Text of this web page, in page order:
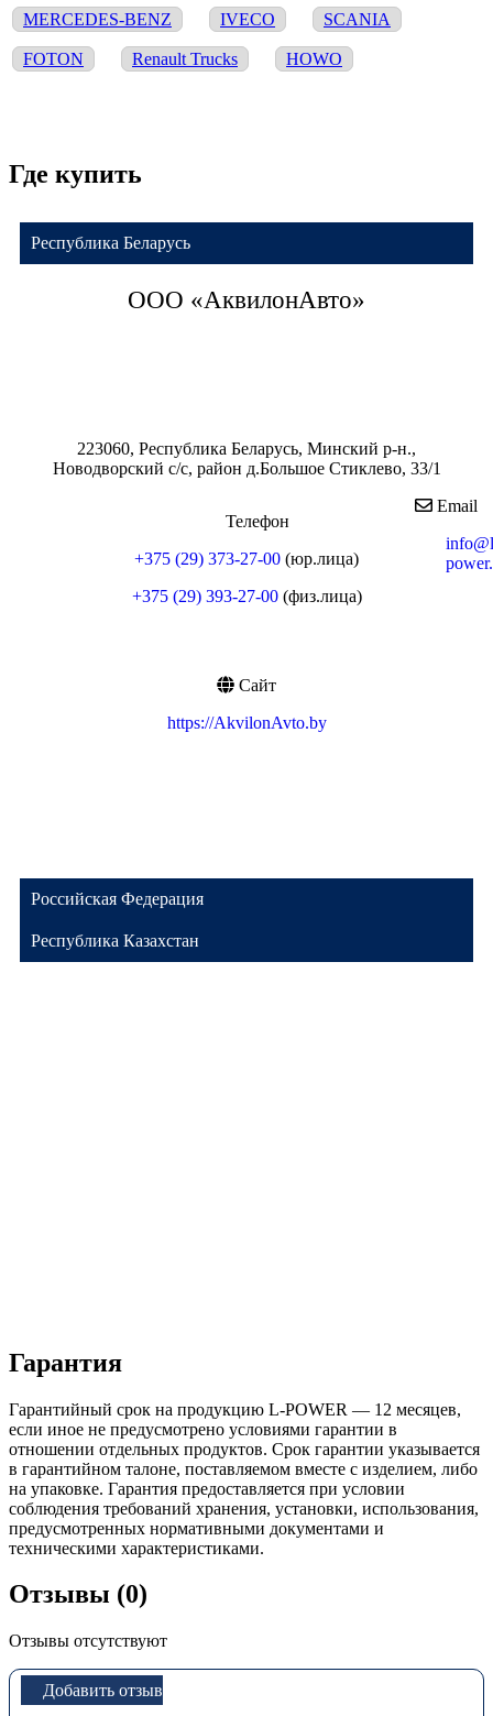
MERCEDES-BENZ IVECO SCANIA
FOTON Renault Trucks HOWO
Где купить
Республика Беларусь
ООО «АквилонАвто»
223060, Республика Беларусь, Минский р-н.,
Новодворский с/с, район д.Большое Стиклево, 33/1
Телефон
+375 (29) 373-27-00 (юр.лица)
+375 (29) 393-27-00(физ.лица)
Email
Сайт
https://AkvilonAvto.by
Российская Федерация
Республика Казахстан
Гарантия
Гарантийный срок на продукцию L-POWER — 12 месяцев,
если иное не предусмотрено условиями гарантии в
отношении отдельных продуктов. Срок гарантии указывается
в гарантийном талоне, поставляемом вместе с изделием, либо
на упаковке. Гарантия предоставляется при условии
соблюдения требований хранения, установки, использования,
предусмотренных нормативными документами и
техническими характеристиками.
Отзывы (0)
Отзывы отсутствуют
Добавить отзыв